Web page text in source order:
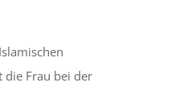
die Frau bei der